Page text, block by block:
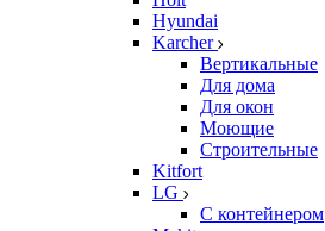
Hyundai
Karcher
Вертикальные
Для дома
Для окон
Моющие
Строительные
Kitfort
LG
С контейнером